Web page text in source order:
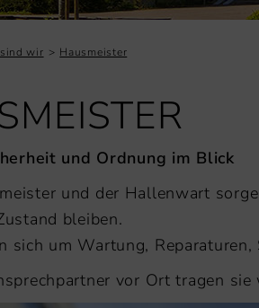
wir Hausmeister
und Ordnung im Blick
und der Hallenwart
bleiben.
sich um Wartung,
vor Ort tragen